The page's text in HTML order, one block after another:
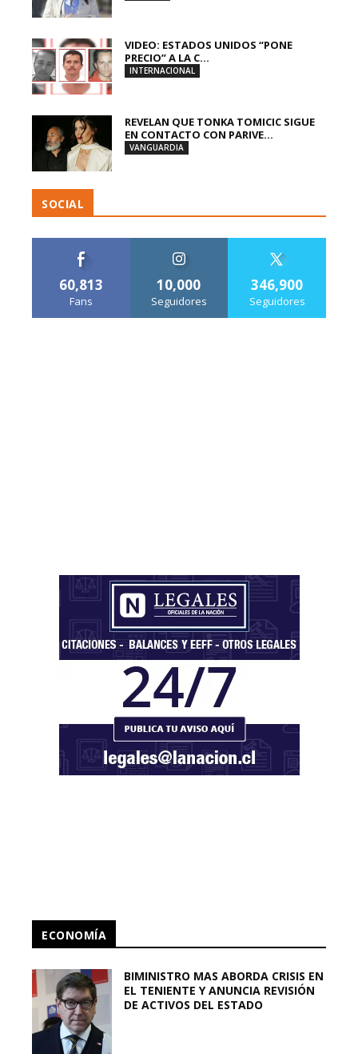
VIDEO: ESTADOS UNIDOS “PONE
PRECIO” A LA C...
INTERNACIONAL
REVELAN QUE TONKA TOMICIC SIGUE
EN CONTACTO CON PARIVE...
VANGUARDIA
SOCIAL
60,813
Fans
10,000
Seguidores
346,900
Seguidores
ECONOMÍA
BIMINISTRO MAS ABORDA CRISIS EN
EL TENIENTE Y ANUNCIA REVISIÓN
DE ACTIVOS DEL ESTADO